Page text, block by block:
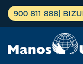
Pasar
contenido
Menú
principal
900 811 888